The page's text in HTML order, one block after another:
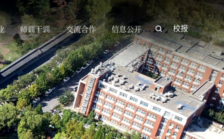
师训干训 交流合作 信息公开 校报